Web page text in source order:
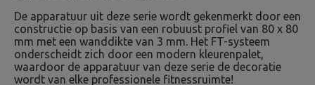
De apparatuur uit deze serie wordt gekenmerkt door een
constructie op basis van een robuust profiel van 80 x 80
mm met een wanddikte van 3 mm. Het FT-systeem
onderscheidt zich door een modern kleurenpalet,
waardoor de apparatuur van deze serie de decoratie
wordt van elke professionele fitnessruimte!